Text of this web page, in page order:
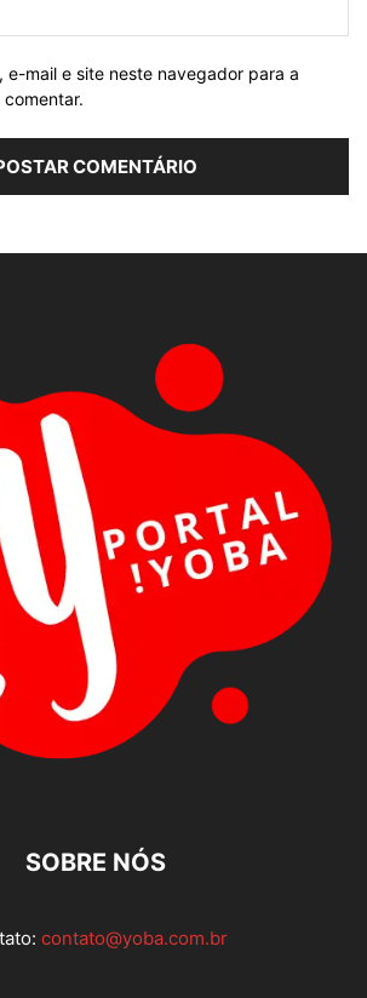
e-mail e site neste navegador para a
SOBRE NÓS
contato@yoba.com.br